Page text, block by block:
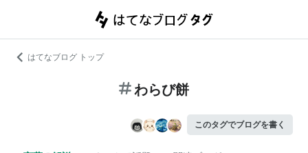
はてなブログ トップ
わらび餅
このタグでブログを書く